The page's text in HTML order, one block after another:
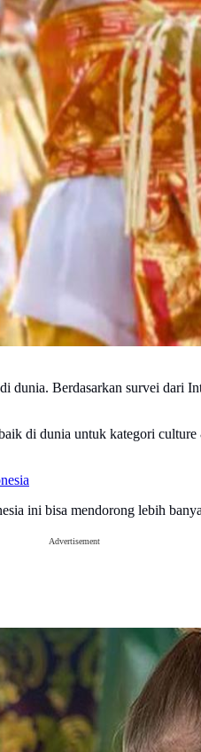
dunia. Berdasarkan survei dari
di dunia untuk kategori
ini bisa mendorong lebih
Advertisement